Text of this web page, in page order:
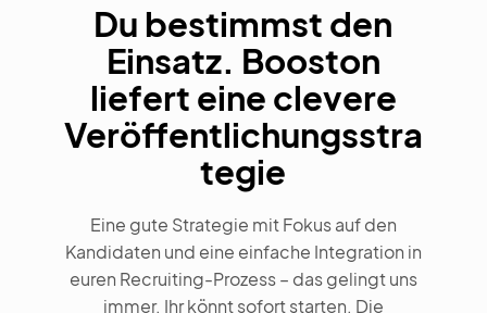
Du bestimmst den
Einsatz. Booston
liefert eine clevere
Veröffentlichungsstra
tegie
Eine gute Strategie mit Fokus auf den
Kandidaten und eine einfache Integration in
euren Recruiting-Prozess – das gelingt uns
immer. Ihr könnt sofort starten. Die